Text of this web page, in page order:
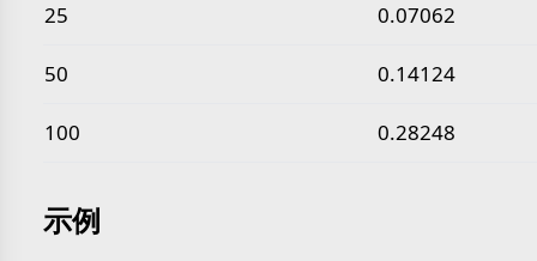
25 0.07062
50 0.14124
100 0.28248
示例